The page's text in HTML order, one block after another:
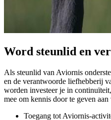
Word steunlid en
Als steunlid van Aviornis
en de verantwoorde liefhebberij
worden investeer je in
mee om kennis door te geven
Toegang tot Aviornis-